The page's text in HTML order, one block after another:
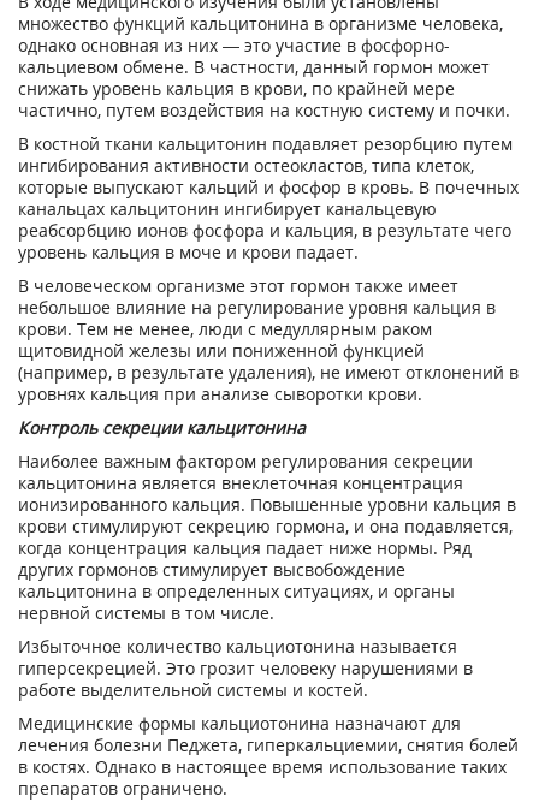
множество функций кальцитонина в организме человека,
однако основная из них — это участие в фосфорно-
кальциевом обмене. В частности, данный гормон может
снижать уровень кальция в крови, по крайней мере
частично, путем воздействия на костную систему и почки.
В костной ткани кальцитонин подавляет резорбцию путем
ингибирования активности остеокластов, типа клеток,
которые выпускают кальций и фосфор в кровь. В почечных
канальцах кальцитонин ингибирует канальцевую
реабсорбцию ионов фосфора и кальция, в результате чего
уровень кальция в моче и крови падает.
В человеческом организме этот гормон также имеет
небольшое влияние на регулирование уровня кальция в
крови. Тем не менее, люди с медуллярным раком
щитовидной железы или пониженной функцией
(например, в результате удаления), не имеют отклонений в
уровнях кальция при анализе сыворотки крови.
Контроль секреции кальцитонина
Наиболее важным фактором регулирования секреции
кальцитонина является внеклеточная концентрация
ионизированного кальция. Повышенные уровни кальция в
крови стимулируют секрецию гормона, и она подавляется,
когда концентрация кальция падает ниже нормы. Ряд
других гормонов стимулирует высвобождение
кальцитонина в определенных ситуациях, и органы
нервной системы в том числе.
Избыточное количество кальциотонина называется
гиперсекрецией. Это грозит человеку нарушениями в
работе выделительной системы и костей.
Медицинские формы кальциотонина назначают для
лечения болезни Педжета, гиперкальциемии, снятия болей
в костях. Однако в настоящее время использование таких
препаратов ограничено.